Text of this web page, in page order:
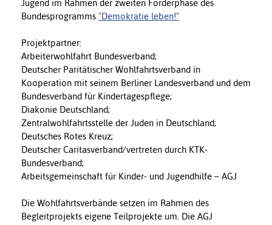
Jugend im Rahmen der zweiten Förderphase des
Bundesprogramms "Demokratie leben!"
Projektpartner:
Arbeiterwohlfahrt Bundesverband;
Deutscher Paritätischer Wohlfahrtsverband in
Kooperation mit seinem Berliner Landesverband und dem
Bundesverband für Kindertagespflege;
Diakonie Deutschland;
Zentralwohlfahrtsstelle der Juden in Deutschland;
Deutsches Rotes Kreuz;
Deutscher Caritasverband/vertreten durch KTK-
Bundesverband;
Arbeitsgemeinschaft für Kinder- und Jugendhilfe – AGJ
Die Wohlfahrtsverbände setzen im Rahmen des
Begleitprojekts eigene Teilprojekte um. Die AGJ